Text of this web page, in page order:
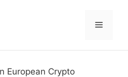
Меню
European Crypto